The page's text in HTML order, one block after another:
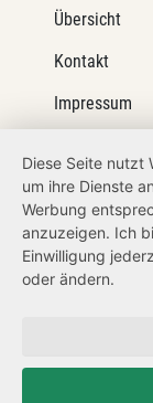
Übersicht
Kontakt
Impressum
Barrierefreiheit
Zum
Forum
Diese Seite nutzt
um ihre Dienste
Werbung
anzuzeigen. Ich
Einwilligung
oder ändern.